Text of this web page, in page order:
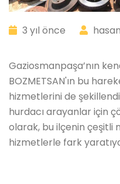
3 yıl önce hasan
Gaziosmanpaşa’nın
BOZMETSAN'ın bu
hizmetlerini de
hurdacı arayanlar için
olarak, bu ilçenin çeşitli
hizmetlerle fark